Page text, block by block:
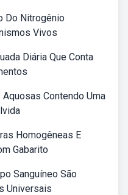
Do Nitrogênio
Vivos
Diária Que Conta
Contendo Uma
Homogêneas E
Gabarito
Sanguíneo São
Universais